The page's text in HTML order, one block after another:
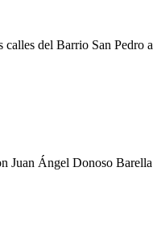
del Barrio San Pedro
Juan Ángel Donoso